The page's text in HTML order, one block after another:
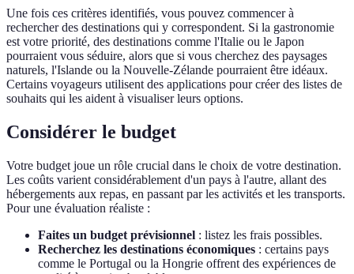
Une fois ces critères identifiés, vous pouvez commencer à
rechercher des destinations qui y correspondent. Si la gastronomie
est votre priorité, des destinations comme l'Italie ou le Japon
pourraient vous séduire, alors que si vous cherchez des paysages
naturels, l'Islande ou la Nouvelle-Zélande pourraient être idéaux.
Certains voyageurs utilisent des applications pour créer des listes de
souhaits qui les aident à visualiser leurs options.
Considérer le budget
Votre budget joue un rôle crucial dans le choix de votre destination.
Les coûts varient considérablement d'un pays à l'autre, allant des
hébergements aux repas, en passant par les activités et les transports.
Pour une évaluation réaliste :
Faites un budget prévisionnel : listez les frais possibles.
Recherchez les destinations économiques : certains pays
comme le Portugal ou la Hongrie offrent des expériences de